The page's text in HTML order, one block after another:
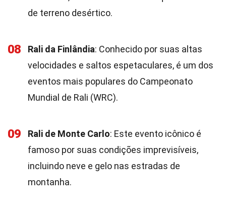
de terreno desértico.
08 Rali da Finlândia: Conhecido por suas altas
velocidades e saltos espetaculares, é um dos
eventos mais populares do Campeonato
Mundial de Rali (WRC).
09 Rali de Monte Carlo: Este evento icônico é
famoso por suas condições imprevisíveis,
incluindo neve e gelo nas estradas de
montanha.